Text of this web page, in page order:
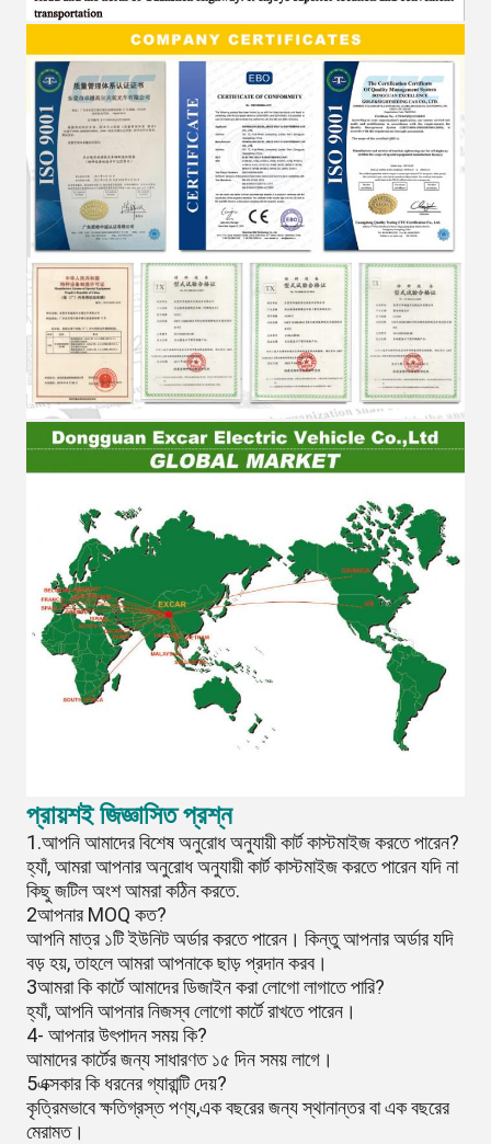
প্রায়শই জিজ্ঞাসিত প্রশ্ন
1.আপনি আমাদের বিশেষ অনুরোধ অনুযায়ী কার্ট কাস্টমাইজ করতে পারেন?
হ্যাঁ, আমরা আপনার অনুরোধ অনুযায়ী কার্ট কাস্টমাইজ করতে পারেন যদি না
কিছু জটিল অংশ আমরা কঠিন করতে.
2আপনার MOQ কত?
আপনি মাত্র ১টি ইউনিট অর্ডার করতে পারেন। কিন্তু আপনার অর্ডার যদি
বড় হয়, তাহলে আমরা আপনাকে ছাড় প্রদান করব।
3আমরা কি কার্টে আমাদের ডিজাইন করা লোগো লাগাতে পারি?
হ্যাঁ, আপনি আপনার নিজস্ব লোগো কার্টে রাখতে পারেন।
4- আপনার উৎপাদন সময় কি?
আমাদের কার্টের জন্য সাধারণত ১৫ দিন সময় লাগে।
5এক্সকার কি ধরনের গ্যারান্টি দেয়?
কৃত্রিমভাবে ক্ষতিগ্রস্ত পণ্য,এক বছরের জন্য স্থানান্তর বা এক বছরের
মেরামত।